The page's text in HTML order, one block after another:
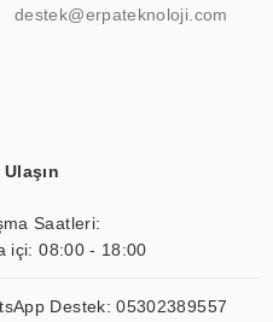
destek@erpateknoloji.com
Saatleri:
içi: 08:00 - 18:00
Destek:05302389557